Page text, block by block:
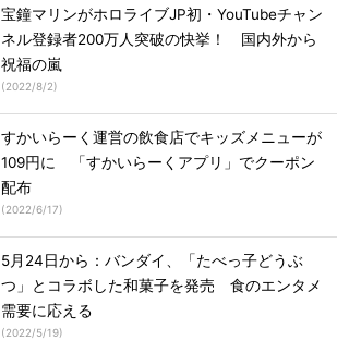
宝鐘マリンがホロライブJP初・YouTubeチャン
ネル登録者200万人突破の快挙！ 国内外から
祝福の嵐
(2022/8/2)
すかいらーく運営の飲食店でキッズメニューが
109円に 「すかいらーくアプリ」でクーポン
配布
(2022/6/17)
5月24日から：バンダイ、「たべっ子どうぶ
つ」とコラボした和菓子を発売 食のエンタメ
需要に応える
(2022/5/19)